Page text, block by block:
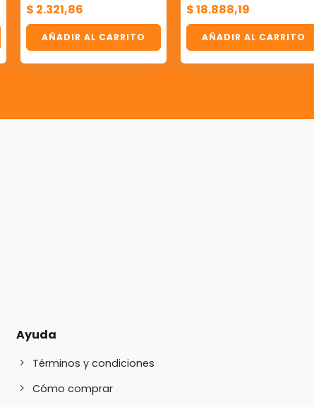
$ 2.321,86
AÑADIR AL CARRITO
$18.888,19
AÑADIR AL CARRITO
Ayuda
Términos y condiciones
Cómo comprar